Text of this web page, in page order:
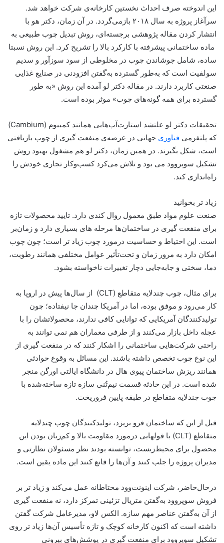
این اندوخته صرف احداث نخستین کارخانه‌ی شرکت خواهد شد.
سرآغاز پروژه به سال ۲۰۱۸ بازمی‌گردد. در آن زمان، دکتر هو با
انتشار کردن مقاله پژوهشی برجسته‌ای، روش تبدیل چوب طبیعی به
ماده ساختمانی پیشرفته با کارکرد بالا را تشریح کرد. این روش نسبتا
ساده، شامل جوشاندن چوب در مخلوطی از سود سوزآور و سدیم
سولفیت است که به‌طور گسترده به‌گفتن افزودنی در صنایع غذایی
صنعتی کاربرد دارند. در مقاله دکتر لو آمده این روش «به طور
گسترده برای همه گونه‌های چوب» موثر بوده است.
تحقیقات دکتر لو علتشد استارت‌آپ‌هایی همانند کمبیوم (Cambium)
که پلتفرمی فناوری جهانی در عرصه‌ی منفعت گیری از چوب بازیافتی
است، شکل بگیرند. در همین زمان، دکتر لو هم مشغول بهبود روش
تشکیل سوپروود می بود و تلاش می‌کرد کسب‌وکار تجاری خودش را
راه‌اندازی کند.
زیاد تر بخوانید
صنعت علوم مواد طبق معمول روال کندی دارد. تایید محصولات تازه
برای منفعت گیری در ساختمان‌ها مرحله های بسیاری دارد و زمان‌بر
است. این احتیاط و حساسیت درمورد چوب زیاد تر است؛ چون چوب
امکان دارد به مرور زمان و تحت‌تأثیر عوامل مختلفی همانند رطوبت،
دما، سختی و جابه‌جایی دچار تغییرات ناخواسته بشود.
برای مثال، چوب چندلایه متقاطع (CLT) از سال‌ها پیش در اروپا به
کار می‌رود و موفق بوده، اما در آمریکا چندان جا نیفتاده؛ چون
تولیدکنندگان آمریکایی که توانایی کافی ندارند، محصولاتشان را با
عجله داخل بازار می‌کنند و از طرفی معماران هم نمی توانند به
راحتی شرکت‌هایی ساختمانی‌ را اشکار کنند که در منفعت گیری از
این نوع چوب تخصص داشته باشند. این مسائل به وقوع حوادثی
همانند ریزش ساختمان پیوی هال در دانشگاه ایالتی اورگن منجر
شده است. در این حادثه قسمت نیم‌تُنی سازه تازه ساخته‌شده با
چوب چندلایه متقاطع در طبقه پایین فروریخت.
قبل از این که ساختمان فرو بریزد، تولیدکنندگان چوب چندلایه
متقاطع (CLT) با قولهایی درمورد مقاومت بالا و کم‌زیان بودن این
محصول برای محیط‌زیست، توانسته بودند نظر مسئولان نظارتی و
مدیران پروژه را جلب کنند و آن‌ها را قانع کنند این ماده یقین است.
در‌حال‌حاضر، شرکت اینونت‌وود محتاطانه عمل می‌کند و زیاد تر بر
فروش سوپروود به‌گفتن متریال تزئینی تمرکز دارد، نه منفعت گیری
از آن به‌گفتن عناصر مهم سازه‌. الکس لاو، مدیرعامل شرکت گفتن
داشته است که اکنون کارخانه کوچک و تازه تأسیس آن‌ها زیاد تر روی
تشکیل سوپروود برای منفعت گیری در پوشش‌های بیرونی